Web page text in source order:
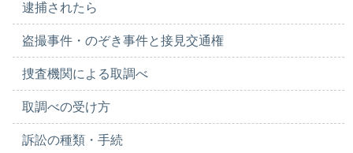
逮捕されたら
盗撮事件・のぞき事件と接見交通権
捜査機関による取調べ
取調べの受け方
訴訟の種類・手続